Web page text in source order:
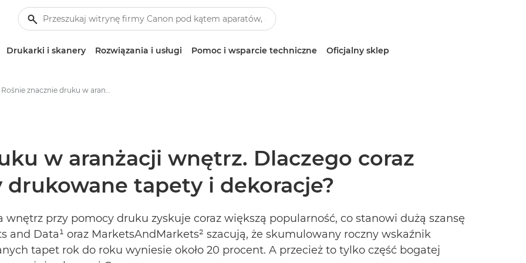
Drukarki i skanery Rozwiązania i usługi Pomoc i wsparcie techniczne Oficjalny sklep
Rośnie znacznie druku w aranżacji wnętrz. Dlaczego coraz częściej wybieramy drukowane tapety i dekoracje? - Centrum prasowe firmy Canon
w aranżacji wnętrz. Dlaczego coraz
tapety i dekoracje?
wnętrz przy pomocy druku zyskuje coraz większą popularność, co stanowi dużą szansę
and Data¹ oraz MarketsAndMarkets² szacują, że skumulowany roczny wskaźnik
tapet rok do roku wyniesie około 20 procent. A przecież to tylko część bogatej